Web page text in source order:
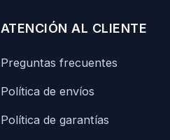
ATENCIÓN AL CLIENTE
Preguntas frecuentes
Política de envíos
Política de garantías